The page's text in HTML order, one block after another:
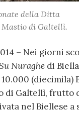
della Ditta
di Galtellì.
– Nei giorni
Nuraghe di
(diecimila)
di Galtellì, frutto
nel Biellese a